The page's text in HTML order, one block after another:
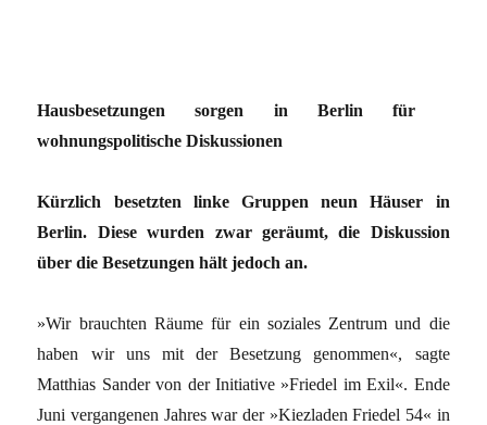
Hausbesetzungen sorgen in Berlin für
wohnungspolitische Diskussionen
Kürzlich besetzten linke Gruppen neun Häuser in
Berlin. Diese wurden zwar geräumt, die Diskussion
über die Besetzungen hält jedoch an.
»Wir brauchten Räume für ein soziales Zentrum und die
haben wir uns mit der Besetzung genommen«, sagte
Matthias Sander von der Initiative »Friedel im Exil«. Ende
Juni vergangenen Jahres war der »Kiezladen Friedel 54« in